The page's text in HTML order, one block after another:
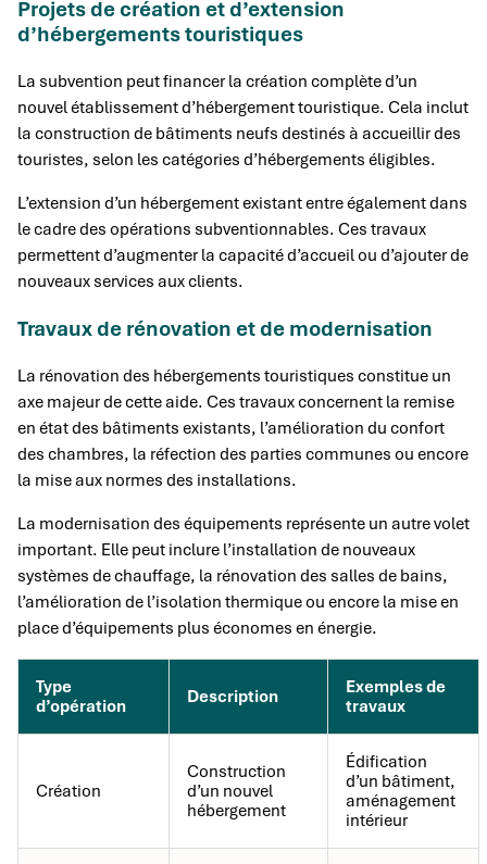
Projets de création et d’extension
d’hébergements touristiques
La subvention peut financer la création complète d’un
nouvel établissement d’hébergement touristique. Cela inclut
la construction de bâtiments neufs destinés à accueillir des
touristes, selon les catégories d’hébergements éligibles.
L’extension d’un hébergement existant entre également dans
le cadre des opérations subventionnables. Ces travaux
permettent d’augmenter la capacité d’accueil ou d’ajouter de
nouveaux services aux clients.
Travaux de rénovation et de modernisation
La rénovation des hébergements touristiques constitue un
axe majeur de cette aide. Ces travaux concernent la remise
en état des bâtiments existants, l’amélioration du confort
des chambres, la réfection des parties communes ou encore
la mise aux normes des installations.
La modernisation des équipements représente un autre volet
important. Elle peut inclure l’installation de nouveaux
systèmes de chauffage, la rénovation des salles de bains,
l’amélioration de l’isolation thermique ou encore la mise en
place d’équipements plus économes en énergie.
Type
d’opération
Description
Exemples de
travaux
Création
Construction
d’un nouvel
hébergement
Édification
d’un bâtiment,
aménagement
intérieur